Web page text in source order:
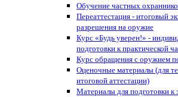
Обучение частных
Переаттестация - итоговый
разрешения на оружие
Курс «Будь уверен!» -
подготовки к практической
Курс обращения с оружием
Оценочные материалы (для
итоговой аттестации)
Материалы для подготовки к